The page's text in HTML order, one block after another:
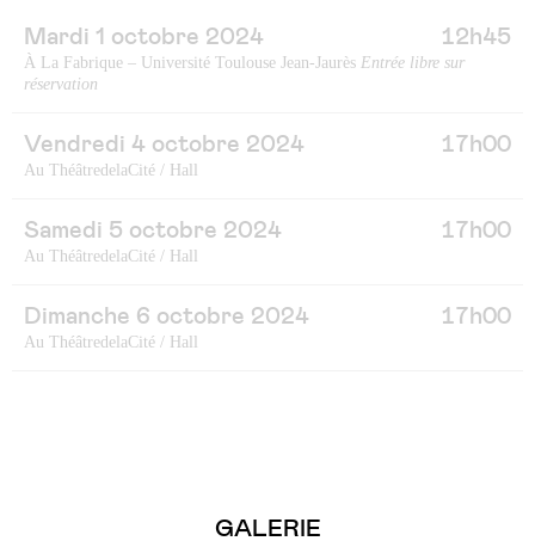
Mardi 1 octobre 2024 12h45
À La Fabrique – Université Toulouse Jean-Jaurès Entrée libre sur
réservation
Vendredi 4 octobre 2024 17h00
Au ThéâtredelaCité / Hall
Samedi 5 octobre 2024 17h00
Au ThéâtredelaCité / Hall
Dimanche 6 octobre 2024 17h00
Au ThéâtredelaCité / Hall
GALERIE